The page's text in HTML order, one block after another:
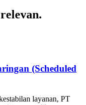
.
(Scheduled
layanan, PT